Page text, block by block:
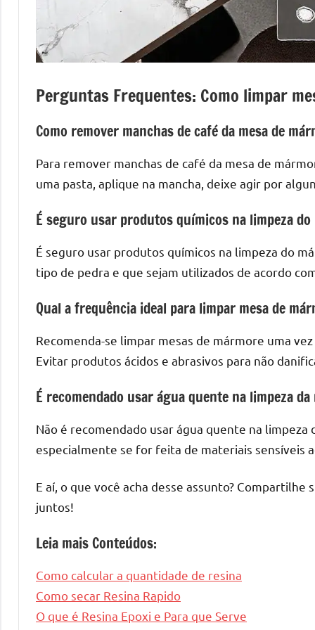
mesas
de
tampinhas
Perguntas Frequentes: Como limpar
Como remover manchas de café da mesa de
Para remover manchas de café da mesa de
uma pasta, aplique na mancha, deixe agir por
É seguro usar produtos químicos na limpeza do
É seguro usar produtos químicos na limpeza do
tipo de pedra e que sejam utilizados de acordo
Qual a frequência ideal para limpar mesa de
Recomenda-se limpar mesas de mármore uma
Evitar produtos ácidos e abrasivos para não
É recomendado usar água quente na limpeza da
Não é recomendado usar água quente na limpeza
especialmente se for feita de materiais sensíveis
E aí, o que você acha desse assunto?
juntos!
Leia mais Conteúdos:
Como calcular a quantidade de resina
Como secar Resina Rapido
O que é Resina Epoxi e Para que Serve